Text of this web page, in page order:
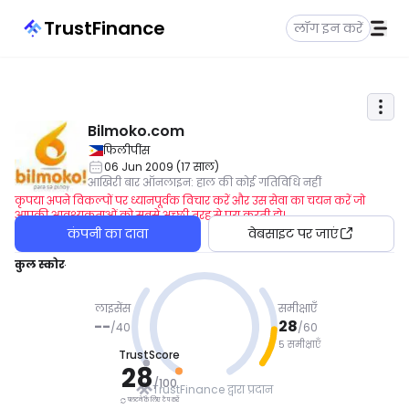
TrustFinance लॉग इन करें
Bilmoko.com
फिलीपींस
06 Jun 2009 (17 साल)
आखिरी बार ऑनलाइन: हाल की कोई गतिविधि नहीं
कृपया अपने विकल्पों पर ध्यानपूर्वक विचार करें और उस सेवा का चयन करें जो
आपकी आवश्यकताओं को सबसे अच्छी तरह से पूरा करती हो।
कंपनी का दावा वेबसाइट पर जाएं
कुल स्कोर
लाइसेंस
--/40
TrustScore
28/100
पलटने के लिए टैप करें
सावधान र
हें
पलटने के लिए टैप करें
समीक्षाएँ
28/60
5 समीक्षाएँ
TrustFinance द्वारा प्रदान